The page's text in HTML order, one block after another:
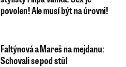
povolen! Ale musí být na úrovni!
Faltýnová a Mareš na mejdanu:
Schovali se pod stůl